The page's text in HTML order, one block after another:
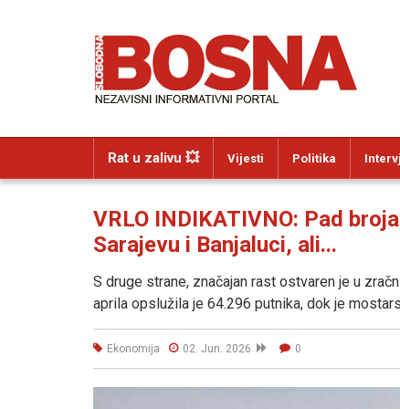
Rat u zalivu 💥 Vijesti Politika
VRLO INDIKATIVNO: Pad
Sarajevu i Banjaluci, ali...
S druge strane, značajan rast ostvaren je u
aprila opslužila je 64.296 putnika, dok je
Ekonomija 02. Jun. 2026 0